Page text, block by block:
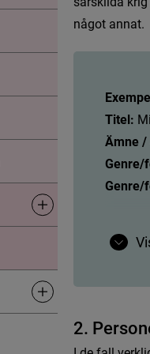
Undersidor för Föreslå ny
Undersidor för Genre/
något annat.
Titel: Mi
Ämne /
Genre/
Genre/
Titel:
K
Genre/
2. Person